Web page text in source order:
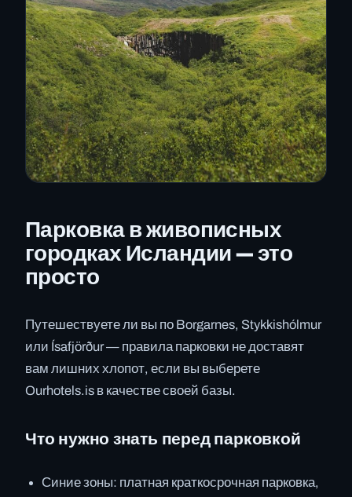
Парковка в живописных
городках Исландии — это
просто
Путешествуете ли вы по Borgarnes, Stykkishólmur
или Ísafjörður — правила парковки не доставят
вам лишних хлопот, если вы выберете
Ourhotels.is в качестве своей базы.
Что нужно знать перед парковкой
Синие зоны: платная краткосрочная парковка,